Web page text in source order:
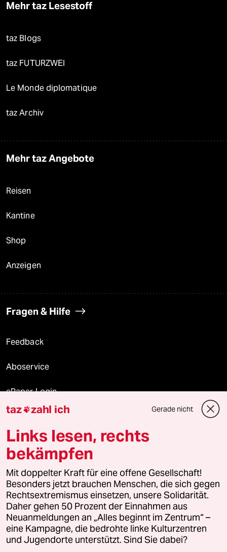
Mehr taz Lesestoff
taz Blogs
taz FUTURZWEI
Le Monde diplomatique
taz Archiv
Mehr taz Angebote
Reisen
Kantine
Shop
Anzeigen
Fragen & Hilfe
Feedback
Aboservice
ePaper Login
Downloads für Abonnierende
© 2026 taz Verlags und Vertriebs GmbH
Alle Rechte vorbehalten. Bei rechtlichen Fragen oder für Genehmigungen
wenden Sie sich bitte an
lizenzen@taz.de
Feedback Redaktionsstatut Kommune-Richtlinien
Leitlinie Informant Datenschutz Impressum AGB
taz zahl ich Gerade nicht
Links lesen, rechts
bekämpfen
Mit doppelter Kraft für eine offene Gesellschaft!
Besonders jetzt brauchen Menschen, die sich gegen
Rechtsextremismus einsetzen, unsere Solidarität.
Daher gehen 50 Prozent der Einnahmen aus
Neuanmeldungen an „Alles beginnt im Zentrum“ –
eine Kampagne, die bedrohte linke Kulturzentren
und Jugendorte unterstützt. Sind Sie dabei?